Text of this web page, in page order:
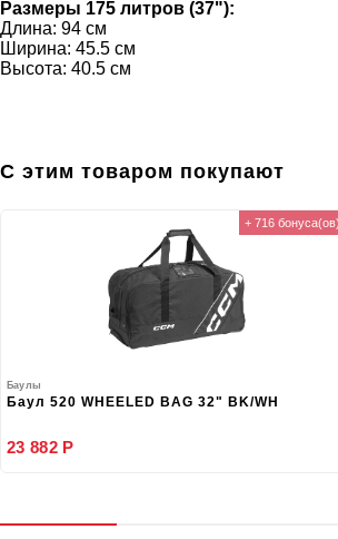
Размеры 175 литров (37"):
Длина: 94 см
Ширина: 45.5 см
Высота: 40.5 см
С этим товаром покупают
+ 716 бонуса(ов)
Баулы
Баул 520 WHEELED BAG 32" BK/WH
23 882 Р